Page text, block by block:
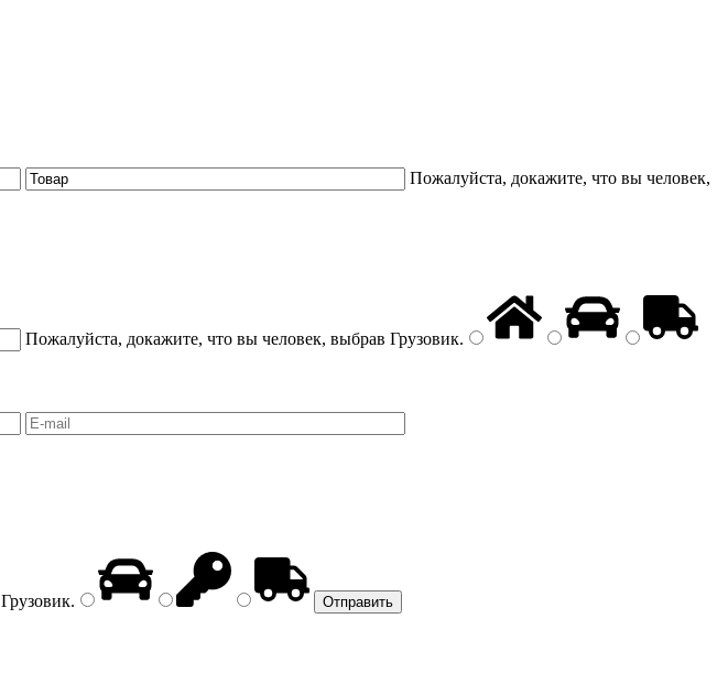
Пожалуйста, докажите, что вы человек,
Пожалуйста, докажите, что вы человек, выбрав Грузовик.
Грузовик.